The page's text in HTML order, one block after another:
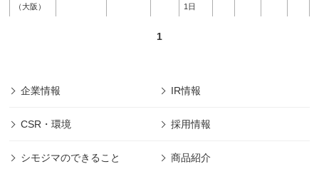
（大阪）
1日
1
企業情報 IR情報
CSR・環境 採用情報
シモジマのできること 商品紹介